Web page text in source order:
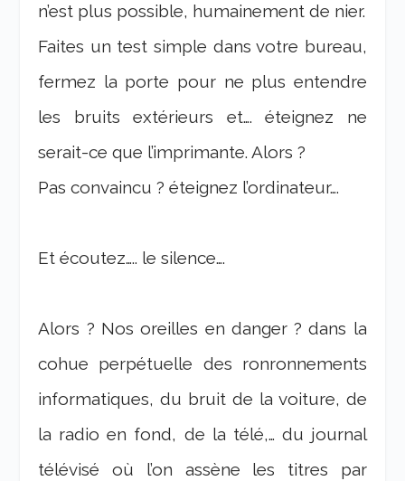
n’est plus possible, humainement de nier.
Faites un test simple dans votre bureau,
fermez la porte pour ne plus entendre
les bruits extérieurs et…. éteignez ne
serait-ce que l’imprimante. Alors ?
Pas convaincu ? éteignez l’ordinateur….
Et écoutez….. le silence….
Alors ? Nos oreilles en danger ? dans la
cohue perpétuelle des ronronnements
informatiques, du bruit de la voiture, de
la radio en fond, de la télé,… du journal
télévisé où l’on assène les titres par